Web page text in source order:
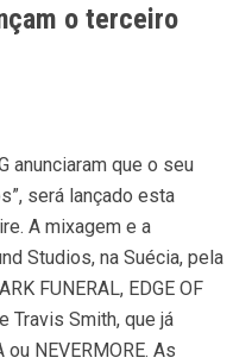
o terceiro
anunciaram que o seu
será lançado esta
A mixagem e a
Studios, na Suécia, pela
FUNERAL, EDGE OF
Travis Smith, que já
NEVERMORE. As